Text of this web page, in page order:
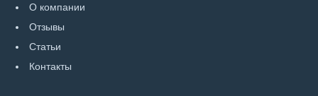
О компании
Отзывы
Статьи
Контакты